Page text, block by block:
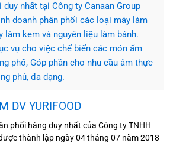
duy nhất tại Công ty Canaan Group
doanh phân phối các loại máy làm
làm kem và nguyên liệu làm bánh.
vụ cho việc chế biến các món ẩm
phố, Góp phần cho nhu cầu âm thực
phú, đa dạng.
DV YURIFOOD
phối hàng duy nhất của Công ty TNHH
thành lập ngày 04 tháng 07 năm 2018